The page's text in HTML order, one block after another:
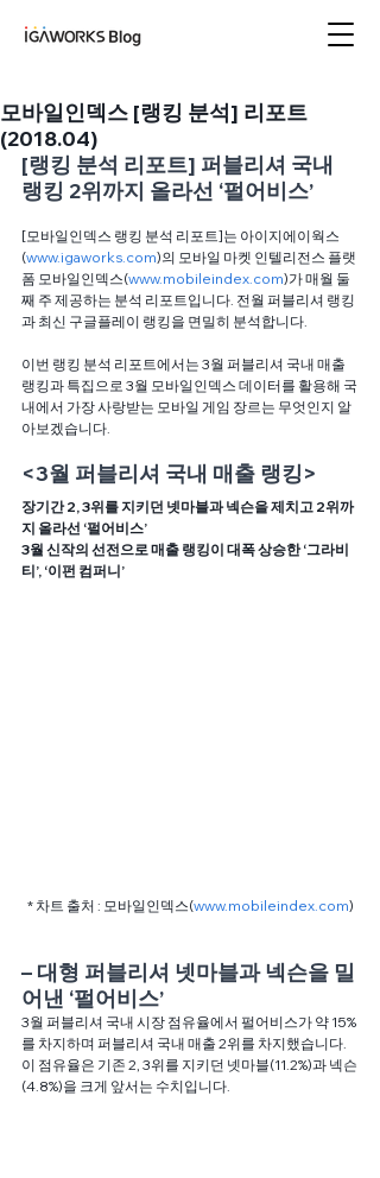
모바일인덱스 [랭킹 분석] 리포트
(2018.04)
[랭킹 분석 리포트] 퍼블리셔 국내
랭킹 2위까지 올라선 ‘펄어비스’
[모바일인덱스 랭킹 분석 리포트]는 아이지에이웍스
(www.igaworks.com)의 모바일 마켓 인텔리전스 플랫
폼 모바일인덱스(www.mobileindex.com)가 매월 둘
째 주 제공하는 분석 리포트입니다. 전월 퍼블리셔 랭킹
과 최신 구글플레이 랭킹을 면밀히 분석합니다.
이번 랭킹 분석 리포트에서는 3월 퍼블리셔 국내 매출
랭킹과 특집으로 3월 모바일인덱스 데이터를 활용해 국
내에서 가장 사랑받는 모바일 게임 장르는 무엇인지 알
아보겠습니다.
<3월 퍼블리셔 국내 매출 랭킹>
장기간 2, 3위를 지키던 넷마블과 넥슨을 제치고 2위까
지 올라선 ‘펄어비스’
3월 신작의 선전으로 매출 랭킹이 대폭 상승한 ‘그라비
티’, ‘이펀 컴퍼니’
* 차트 출처 : 모바일인덱스(www.mobileindex.com)
– 대형 퍼블리셔 넷마블과 넥슨을 밀
어낸 ‘펄어비스’
3월 퍼블리셔 국내 시장 점유율에서 펄어비스가 약 15%
를 차지하며 퍼블리셔 국내 매출 2위를 차지했습니다.
이 점유율은 기존 2, 3위를 지키던 넷마블(11.2%)과 넥슨
(4.8%)을 크게 앞서는 수치입니다.